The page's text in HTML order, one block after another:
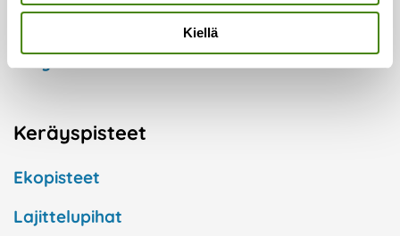
Kiellä
Yritykset
Keräyspisteet
Ekopisteet
Lajittelupihat